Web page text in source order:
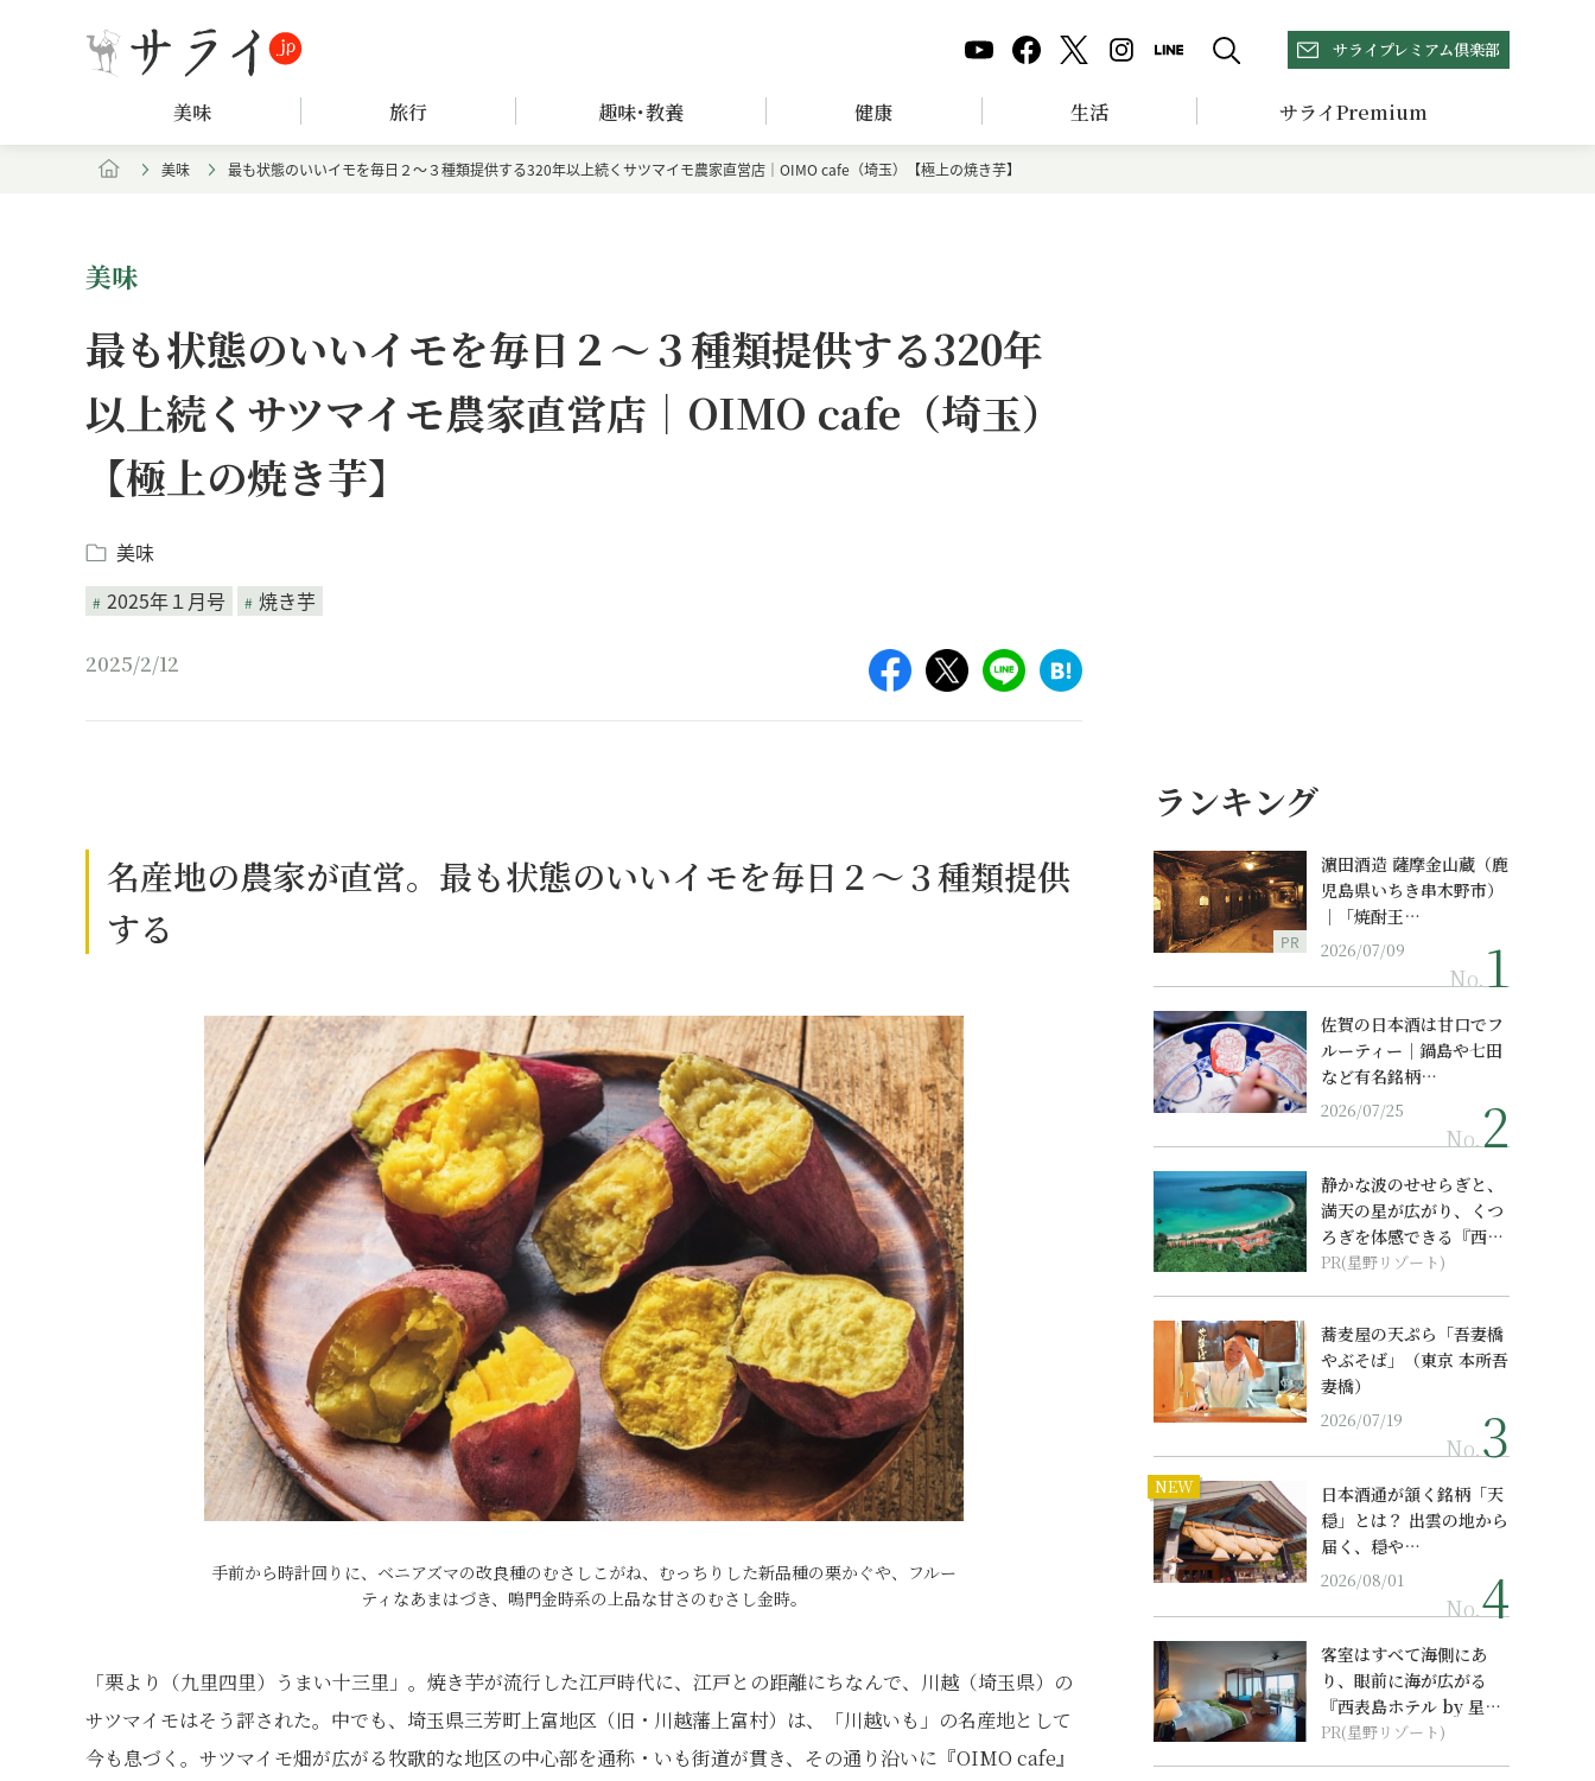
サライプレミアム倶楽部
美味 旅行 趣味･教養 健康 生活 サライPremium
美味 最も状態のいいイモを毎日２〜３種類提供する320年以上続くサツマイモ農家直営店｜OIMO cafe（埼玉）【極上の焼き芋】
美味
最も状態のいいイモを毎日２〜３種類提供する320年
以上続くサツマイモ農家直営店｜OIMO cafe（埼玉）
【極上の焼き芋】
美味
2025年１月号
焼き芋
2025/2/12
名産地の農家が直営。最も状態のいいイモを毎日２〜３種類提供
する
手前から時計回りに、ベニアズマの改良種のむさしこがね、むっちりした新品種の栗かぐや、フルー
ティなあまはづき、鳴門金時系の上品な甘さのむさし金時。
「栗より（九里四里）うまい十三里」。焼き芋が流行した江戸時代に、江戸との距離にちなんで、川越（埼玉県）の
サツマイモはそう評された。中でも、埼玉県三芳町上富地区（旧・川越藩上富村）は、「川越いも」の名産地として
今も息づく。サツマイモ畑が広がる牧歌的な地区の中心部を通称・いも街道が貫き、その通り沿いに『OIMO cafe』
ランキング
PR
濵田酒造 薩摩金山蔵（鹿
児島県いちき串木野市）
｜「焼酎王…
2026/07/09
No.
佐賀の日本酒は甘口でフ
ルーティー｜鍋島や七田
など有名銘柄…
2026/07/25
No.
静かな波のせせらぎと、
満天の星が広がり、くつ
ろぎを体感できる『西表
島ホテル by...
PR(星野リゾート)
蕎麦屋の天ぷら「吾妻橋
やぶそば」（東京 本所吾
妻橋）
2026/07/19
No.
NEW
日本酒通が頷く銘柄「天
穏」とは？ 出雲の地から
届く、穏や…
2026/08/01
No.
客室はすべて海側にあ
り、眼前に海が広がる
『西表島ホテル by 星野
リゾート』
PR(星野リゾート)